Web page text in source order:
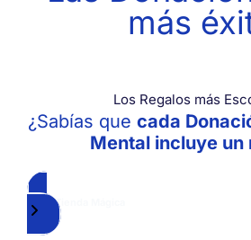
más
Los Regalos más
¿Sabías que cada
Mental incluye un
Ir a la Tienda Mágica